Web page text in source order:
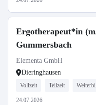
Ergotherapeut*in
Gummersbach
Elementa GmbH
Dieringhausen
Vollzeit Teilzeit
24.07.2026